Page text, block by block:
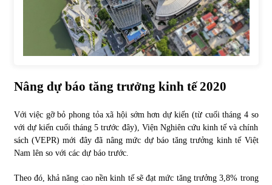
Tiền gửi vào ngân hàng tiếp tục tăng mạnh
31/05/2022
S&P Ratings cập nhật xếp hạng tín nhiệm của
31/05/2022
Chứng khoán ngày 30/5/2022: Top 10 cổ phiếu nổi bật
Nâng dự báo tăng trưởng kinh tế 2020
Với việc gỡ bỏ phong tỏa xã hội sớm hơn dự kiến (từ cuối tháng 4 so
với dự kiến cuối tháng 5 trước đây), Viện Nghiên cứu kinh tế và chính
sách (VEPR) mới đây đã nâng mức dự báo tăng trưởng kinh tế Việt
Nam lên so với các dự báo trước.
Theo đó, khả năng cao nền kinh tế sẽ đạt mức tăng trưởng 3,8% trong